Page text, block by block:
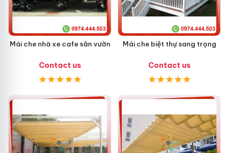
Mái che nhà xe cafe sân vườn
Contact us
Mái che biệt thự sang trọng
Contact us